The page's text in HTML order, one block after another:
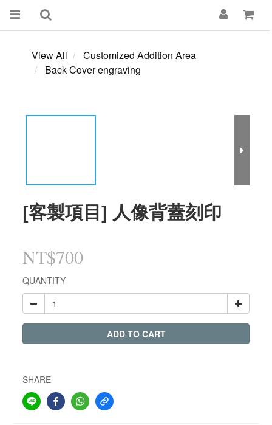
View All
Customized Addition Area
Back Cover engraving
[客製項目] 人像背蓋刻印
NT$700
QUANTITY
ADD TO CART
SHARE